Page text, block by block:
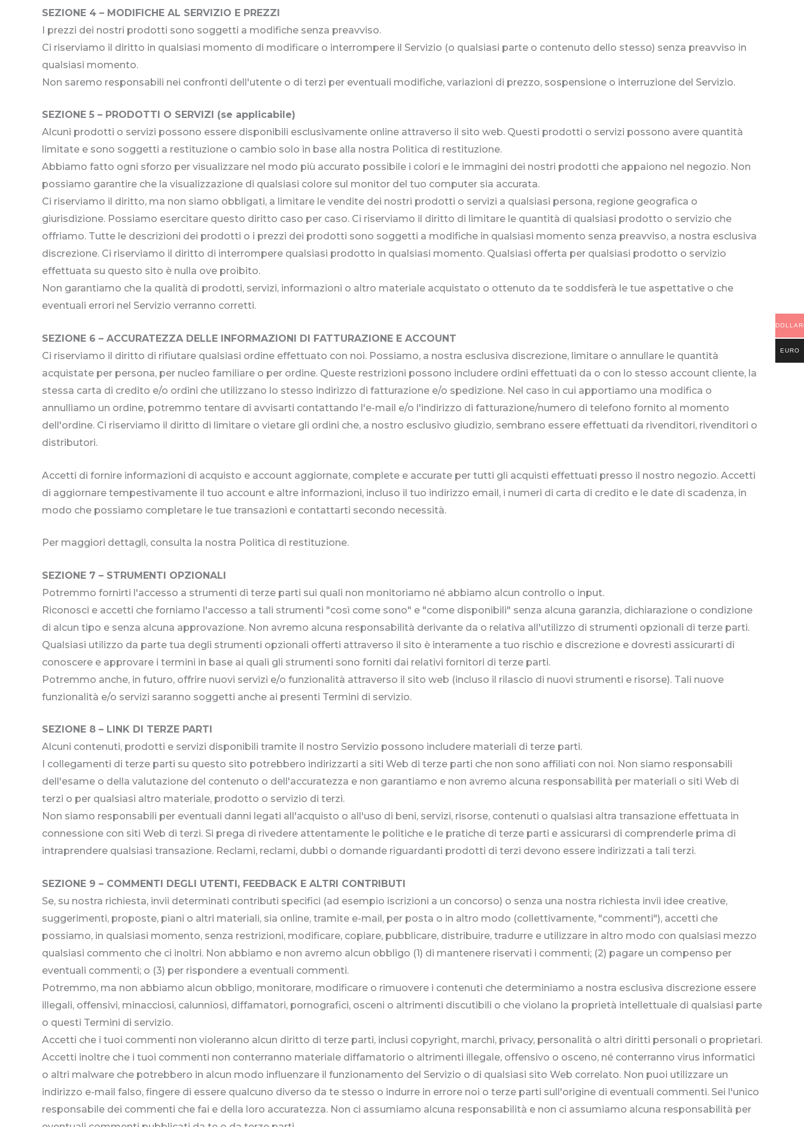
SEZIONE 4 – MODIFICHE AL SERVIZIO E PREZZI
I prezzi dei nostri prodotti sono soggetti a modifiche senza preavviso.
Ci riserviamo il diritto in qualsiasi momento di modificare o interrompere il Servizio (o qualsiasi parte o contenuto dello stesso) senza preavviso in
qualsiasi momento.
Non saremo responsabili nei confronti dell'utente o di terzi per eventuali modifiche, variazioni di prezzo, sospensione o interruzione del Servizio.
SEZIONE 5 – PRODOTTI O SERVIZI (se applicabile)
Alcuni prodotti o servizi possono essere disponibili esclusivamente online attraverso il sito web. Questi prodotti o servizi possono avere quantità
limitate e sono soggetti a restituzione o cambio solo in base alla nostra Politica di restituzione.
Abbiamo fatto ogni sforzo per visualizzare nel modo più accurato possibile i colori e le immagini dei nostri prodotti che appaiono nel negozio. Non
possiamo garantire che la visualizzazione di qualsiasi colore sul monitor del tuo computer sia accurata.
Ci riserviamo il diritto, ma non siamo obbligati, a limitare le vendite dei nostri prodotti o servizi a qualsiasi persona, regione geografica o
giurisdizione. Possiamo esercitare questo diritto caso per caso. Ci riserviamo il diritto di limitare le quantità di qualsiasi prodotto o servizio che
offriamo. Tutte le descrizioni dei prodotti o i prezzi dei prodotti sono soggetti a modifiche in qualsiasi momento senza preavviso, a nostra esclusiva
discrezione. Ci riserviamo il diritto di interrompere qualsiasi prodotto in qualsiasi momento. Qualsiasi offerta per qualsiasi prodotto o servizio
effettuata su questo sito è nulla ove proibito.
Non garantiamo che la qualità di prodotti, servizi, informazioni o altro materiale acquistato o ottenuto da te soddisferà le tue aspettative o che
eventuali errori nel Servizio verranno corretti.
SEZIONE 6 – ACCURATEZZA DELLE INFORMAZIONI DI FATTURAZIONE E ACCOUNT
Ci riserviamo il diritto di rifiutare qualsiasi ordine effettuato con noi. Possiamo, a nostra esclusiva discrezione, limitare o annullare le quantità
acquistate per persona, per nucleo familiare o per ordine. Queste restrizioni possono includere ordini effettuati da o con lo stesso account cliente, la
stessa carta di credito e/o ordini che utilizzano lo stesso indirizzo di fatturazione e/o spedizione. Nel caso in cui apportiamo una modifica o
annulliamo un ordine, potremmo tentare di avvisarti contattando l'e-mail e/o l'indirizzo di fatturazione/numero di telefono fornito al momento
dell'ordine. Ci riserviamo il diritto di limitare o vietare gli ordini che, a nostro esclusivo giudizio, sembrano essere effettuati da rivenditori, rivenditori o
distributori.
Accetti di fornire informazioni di acquisto e account aggiornate, complete e accurate per tutti gli acquisti effettuati presso il nostro negozio. Accetti
di aggiornare tempestivamente il tuo account e altre informazioni, incluso il tuo indirizzo email, i numeri di carta di credito e le date di scadenza, in
modo che possiamo completare le tue transazioni e contattarti secondo necessità.
Per maggiori dettagli, consulta la nostra Politica di restituzione.
SEZIONE 7 – STRUMENTI OPZIONALI
Potremmo fornirti l'accesso a strumenti di terze parti sui quali non monitoriamo né abbiamo alcun controllo o input.
Riconosci e accetti che forniamo l'accesso a tali strumenti "così come sono" e "come disponibili" senza alcuna garanzia, dichiarazione o condizione
di alcun tipo e senza alcuna approvazione. Non avremo alcuna responsabilità derivante da o relativa all'utilizzo di strumenti opzionali di terze parti.
Qualsiasi utilizzo da parte tua degli strumenti opzionali offerti attraverso il sito è interamente a tuo rischio e discrezione e dovresti assicurarti di
conoscere e approvare i termini in base ai quali gli strumenti sono forniti dai relativi fornitori di terze parti.
Potremmo anche, in futuro, offrire nuovi servizi e/o funzionalità attraverso il sito web (incluso il rilascio di nuovi strumenti e risorse). Tali nuove
funzionalità e/o servizi saranno soggetti anche ai presenti Termini di servizio.
SEZIONE 8 – LINK DI TERZE PARTI
Alcuni contenuti, prodotti e servizi disponibili tramite il nostro Servizio possono includere materiali di terze parti.
I collegamenti di terze parti su questo sito potrebbero indirizzarti a siti Web di terze parti che non sono affiliati con noi. Non siamo responsabili
dell'esame o della valutazione del contenuto o dell'accuratezza e non garantiamo e non avremo alcuna responsabilità per materiali o siti Web di
terzi o per qualsiasi altro materiale, prodotto o servizio di terzi.
Non siamo responsabili per eventuali danni legati all'acquisto o all'uso di beni, servizi, risorse, contenuti o qualsiasi altra transazione effettuata in
connessione con siti Web di terzi. Si prega di rivedere attentamente le politiche e le pratiche di terze parti e assicurarsi di comprenderle prima di
intraprendere qualsiasi transazione. Reclami, reclami, dubbi o domande riguardanti prodotti di terzi devono essere indirizzati a tali terzi.
SEZIONE 9 – COMMENTI DEGLI UTENTI, FEEDBACK E ALTRI CONTRIBUTI
Se, su nostra richiesta, invii determinati contributi specifici (ad esempio iscrizioni a un concorso) o senza una nostra richiesta invii idee creative,
suggerimenti, proposte, piani o altri materiali, sia online, tramite e-mail, per posta o in altro modo (collettivamente, "commenti"), accetti che
possiamo, in qualsiasi momento, senza restrizioni, modificare, copiare, pubblicare, distribuire, tradurre e utilizzare in altro modo con qualsiasi mezzo
qualsiasi commento che ci inoltri. Non abbiamo e non avremo alcun obbligo (1) di mantenere riservati i commenti; (2) pagare un compenso per
eventuali commenti; o (3) per rispondere a eventuali commenti.
Potremmo, ma non abbiamo alcun obbligo, monitorare, modificare o rimuovere i contenuti che determiniamo a nostra esclusiva discrezione essere
illegali, offensivi, minacciosi, calunniosi, diffamatori, pornografici, osceni o altrimenti discutibili o che violano la proprietà intellettuale di qualsiasi parte
o questi Termini di servizio.
Accetti che i tuoi commenti non violeranno alcun diritto di terze parti, inclusi copyright, marchi, privacy, personalità o altri diritti personali o proprietari.
Accetti inoltre che i tuoi commenti non conterranno materiale diffamatorio o altrimenti illegale, offensivo o osceno, né conterranno virus informatici
o altri malware che potrebbero in alcun modo influenzare il funzionamento del Servizio o di qualsiasi sito Web correlato. Non puoi utilizzare un
indirizzo e-mail falso, fingere di essere qualcuno diverso da te stesso o indurre in errore noi o terze parti sull'origine di eventuali commenti. Sei l'unico
responsabile dei commenti che fai e della loro accuratezza. Non ci assumiamo alcuna responsabilità e non ci assumiamo alcuna responsabilità per
EURO